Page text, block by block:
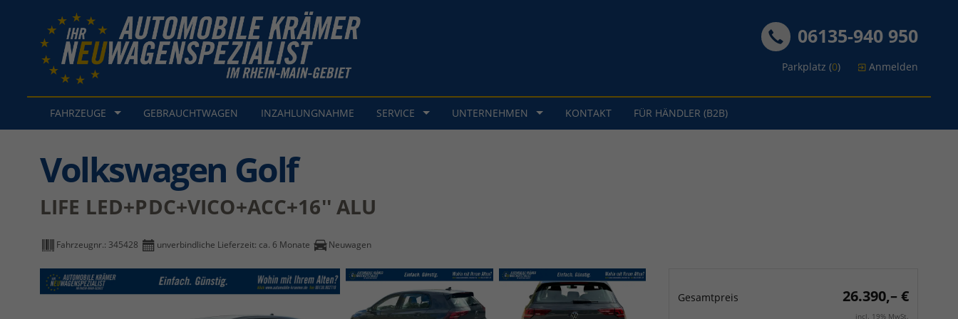
06135-940 950
Parkplatz (0) Anmelden
FAHRZEUGE GEBRAUCHTWAGEN INZAHLUNGNAHME SERVICE UNTERNEHMEN KONTAKT FÜR HÄNDLER (B2B)
Volkswagen Golf
LIFE LED+PDC+VICO+ACC+16'' ALU
Fahrzeugnr.: 345428 unverbindliche Lieferzeit: ca. 6 Monate Neuwagen
Gesamtpreis 26.390,– €
incl. 19% MwSt.